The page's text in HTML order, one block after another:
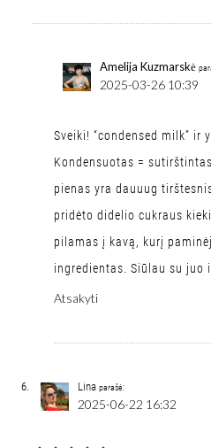
Amelija Kuzmarskė
2025-03-26 10:39
Sveiki! “condensed milk” ir
Kondensuotas =
pienas yra dauuug
pridėto didelio cukraus
pilamas į kavą, kurį
ingredientas. Siūlau su juo
Atsakyti
Lina parašė:
2025-06-22 16:32